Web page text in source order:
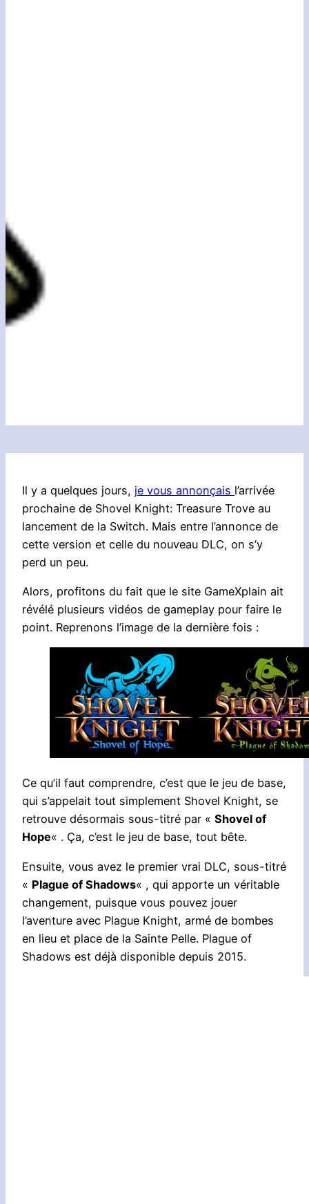
Il y a quelques jours, je vous annonçais l’arrivée
prochaine de Shovel Knight: Treasure Trove au
lancement de la Switch. Mais entre l’annonce de
cette version et celle du nouveau DLC, on s’y
perd un peu.
Alors, profitons du fait que le site GameXplain ait
révélé plusieurs vidéos de gameplay pour faire le
point. Reprenons l’image de la dernière fois :
Ce qu’il faut comprendre, c’est que le jeu de base,
qui s’appelait tout simplement Shovel Knight, se
retrouve désormais sous-titré par « Shovel of
Hope« . Ça, c’est le jeu de base, tout bête.
Ensuite, vous avez le premier vrai DLC, sous-titré
« Plague of Shadows« , qui apporte un véritable
changement, puisque vous pouvez jouer
l’aventure avec Plague Knight, armé de bombes
en lieu et place de la Sainte Pelle. Plague of
Shadows est déjà disponible depuis 2015.